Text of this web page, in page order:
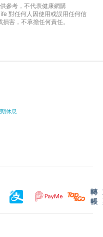
參考，不代表健康網購
對任何人因使用或誤用任何信
害，不承擔任何責任。
休息
轉
帳